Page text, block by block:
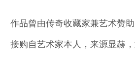
作品曾由传奇收藏家兼艺术赞
接购自艺术家本人，来源显赫，